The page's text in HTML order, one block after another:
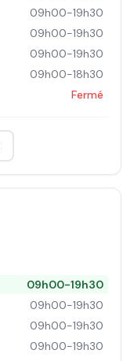
09h00-19h30
09h00-19h30
09h00-19h30
09h00-18h30
Fermé
09h00-19h30
09h00-19h30
09h00-19h30
09h00-19h30